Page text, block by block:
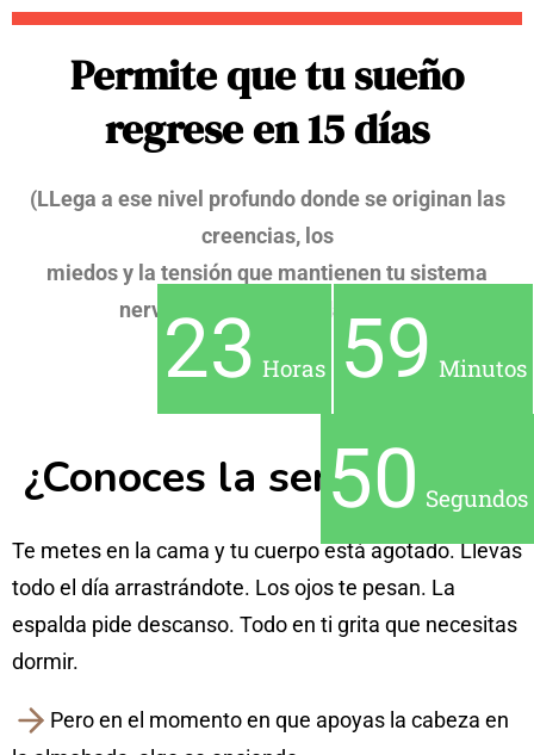
Permite que tu sueño
regrese en 15 días
(LLega a ese nivel profundo donde se originan las
creencias, los
miedos y la tensión que mantienen tu sistema
nervioso en alerta cada noche)
¿Conoces la sensación?
Te metes en la cama y tu cuerpo está agotado. Llevas
todo el día arrastrándote. Los ojos te pesan. La
espalda pide descanso. Todo en ti grita que necesitas
dormir.
Pero en el momento en que apoyas la cabeza en
23 Horas 59 Minutos
49 Segundos